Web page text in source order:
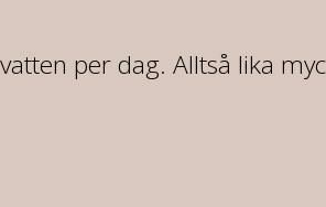
per dag. Alltså lika